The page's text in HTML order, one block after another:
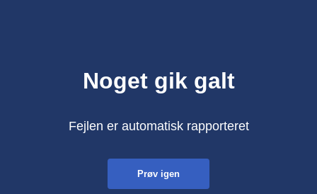
Noget gik galt
Fejlen er automatisk rapporteret
Prøv igen